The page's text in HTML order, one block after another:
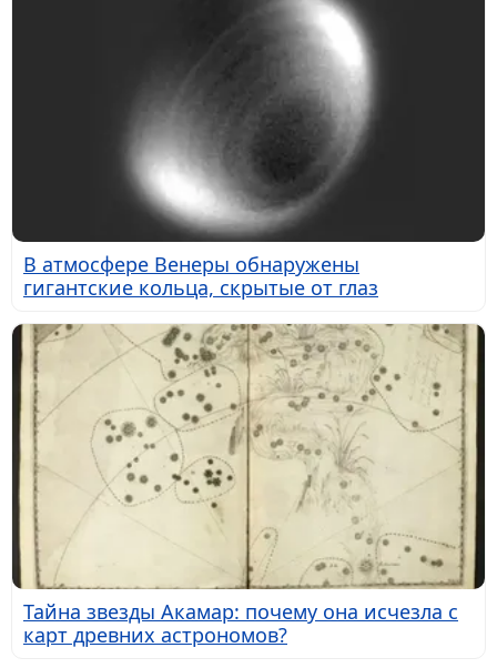
В атмосфере Венеры обнаружены
гигантские кольца, скрытые от глаз
Тайна звезды Акамар: почему она исчезла с
карт древних астрономов?